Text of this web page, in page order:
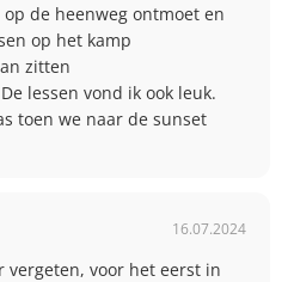
de heenweg ontmoet en
op het kamp
zitten
lessen vond ik ook leuk.
toen we naar de sunset
16.07.2024
vergeten, voor het eerst in